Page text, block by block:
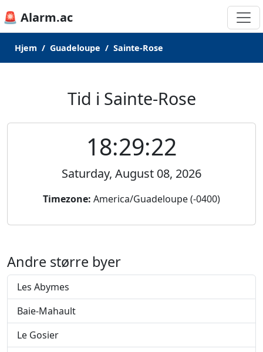
🚨 Alarm.ac
Hjem Guadeloupe Sainte-Rose
Tid i Sainte-Rose
18:29:22
Saturday, August 08, 2026
Timezone: America/Guadeloupe (-0400)
Andre større byer
Les Abymes
Baie-Mahault
Le Gosier